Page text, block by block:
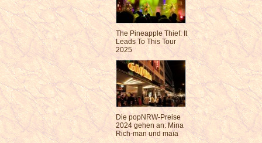
The Pineapple Thief: It
Leads To This Tour
2025
Die popNRW-Preise
2024 gehen an: Mina
Rich-man und maïa